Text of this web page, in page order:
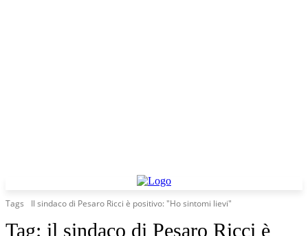
Tags Il sindaco di Pesaro Ricci è positivo: "Ho sintomi lievi"
Tag: il sindaco di Pesaro Ricci è